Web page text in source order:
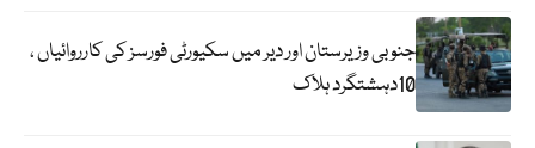
جنوبی وزیرستان اور دیر میں سکیورٹی فورسز کی کارروائیاں ،
10دہشتگرد ہلاک